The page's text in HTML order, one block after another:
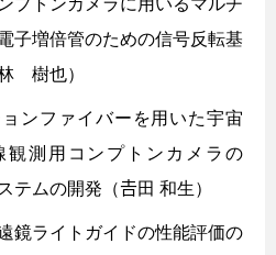
プトンカメラに用いるマルチ
子増倍管のための信号反転基
樹也）
ンファイバーを用いた宇宙
観測用コンプトンカメラの
テムの開発（𠮷田 和生）
鏡ライトガイドの性能評価の